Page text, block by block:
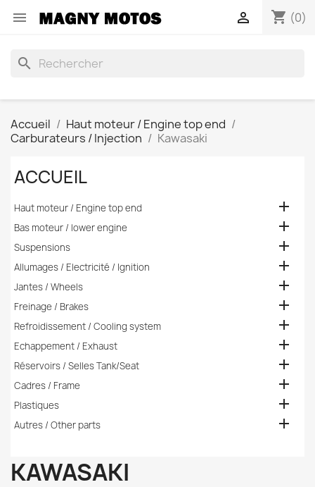
 shopping_cart (0)

search
Accueil
Haut moteur / Engine top end
Carburateurs / Injection
Kawasaki
ACCUEIL
Haut moteur / Engine top end 
Bas moteur / lower engine 
Suspensions 
Allumages / Electricité / Ignition 
Jantes / Wheels 
Freinage / Brakes 
Refroidissement / Cooling system 
Echappement / Exhaust 
Réservoirs / Selles Tank/Seat 
Cadres / Frame 
Plastiques 
Autres / Other parts 
KAWASAKI